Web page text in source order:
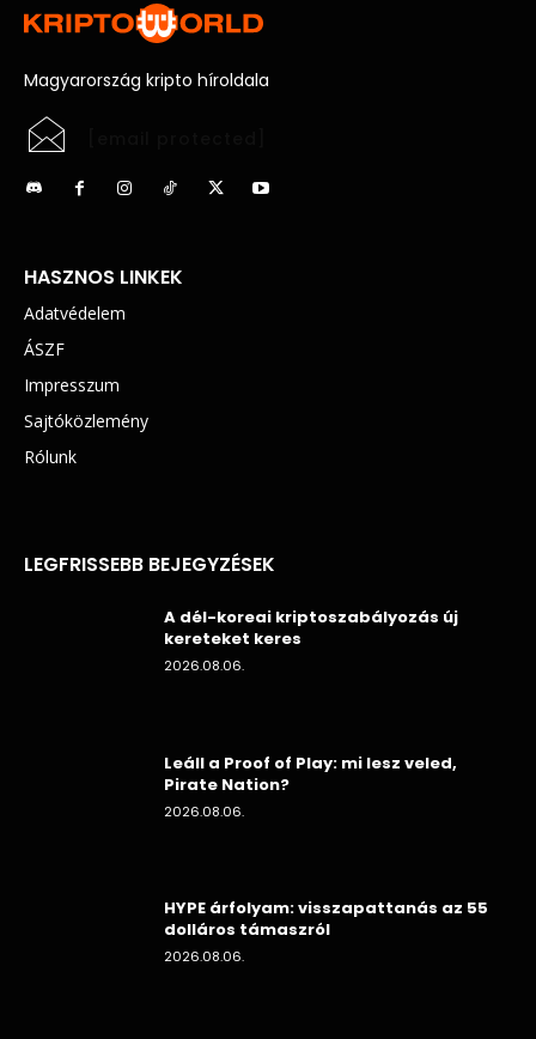
Magyarország kripto híroldala
HASZNOS LINKEK
Adatvédelem
ÁSZF
Impresszum
Sajtóközlemény
Rólunk
LEGFRISSEBB BEJEGYZÉSEK
A dél-koreai kriptoszabályozás új
kereteket keres
2026.08.06.
Leáll a Proof of Play: mi lesz veled,
Pirate Nation?
2026.08.06.
HYPE árfolyam: visszapattanás az 55
dolláros támaszról
2026.08.06.